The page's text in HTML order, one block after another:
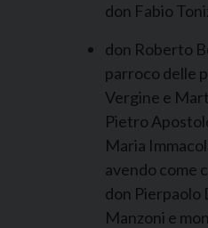
don Fabio
don Roberto
parroco delle
Vergine e
Pietro
Maria
avendo come
don Pierpaolo
Manzoni e